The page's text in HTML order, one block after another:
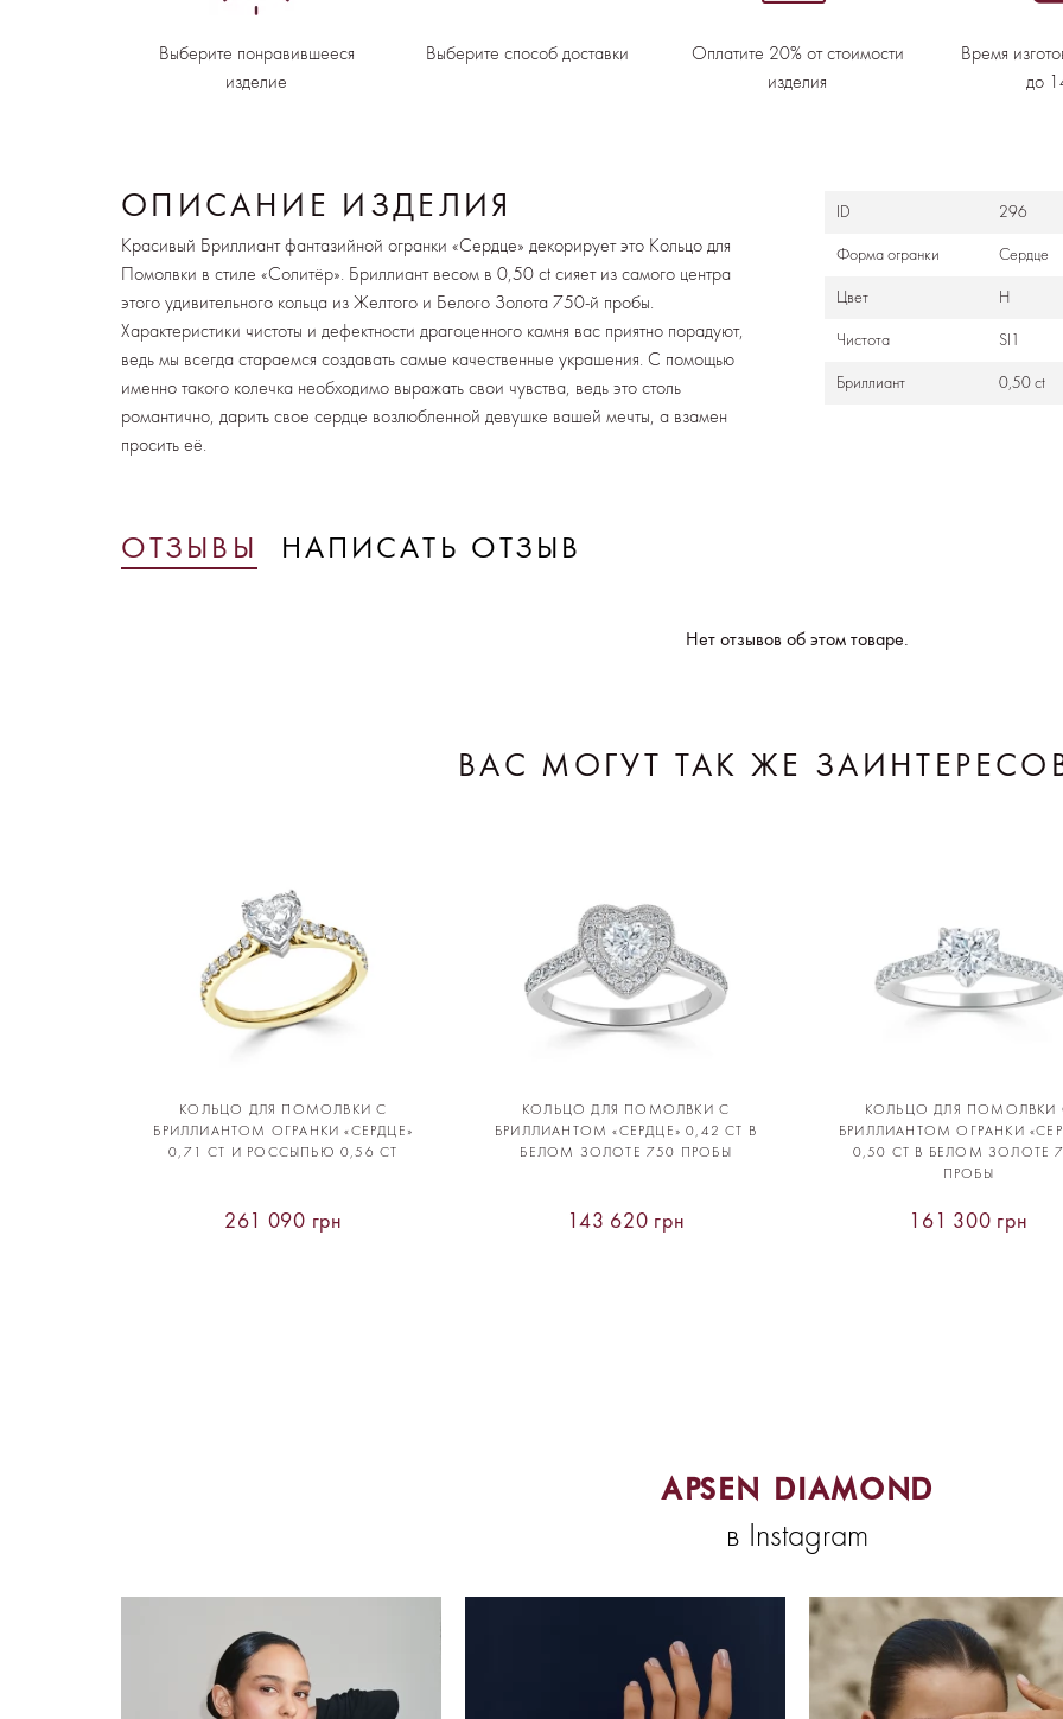
Выберите понравившееся
изделие
Выберите способ доставки
Оплатите 20% от стоимости
изделия
Время
до
ОПИСАНИЕ ИЗДЕЛИЯ
Красивый Бриллиант фантазийной огранки «Сердце» декорирует это Кольцо для
Помолвки в стиле «Солитёр». Бриллиант весом в 0,50 ct сияет из самого центра
этого удивительного кольца из Желтого и Белого Золота 750-й пробы.
Характеристики чистоты и дефектности драгоценного камня вас приятно порадуют,
ведь мы всегда стараемся создавать самые качественные украшения. С помощью
именно такого колечка необходимо выражать свои чувства, ведь это столь
романтично, дарить свое сердце возлюбленной девушке вашей мечты, а взамен
просить её.
ID 296
Формa огранки Сердце
Цвет H
Чистота SI1
Бриллиант 0,50 ct
ОТЗЫВЫ НАПИСАТЬ ОТЗЫВ
Нет отзывов об этом товаре.
ВАС МОГУТ ТАК ЖЕ
КОЛЬЦО ДЛЯ ПОМОЛВКИ С
БРИЛЛИАНТОМ ОГРАНКИ «СЕРДЦЕ»
0,71 CT И РОССЫПЬЮ 0,56 CT
261 090 грн
КОЛЬЦО ДЛЯ ПОМОЛВКИ С
БРИЛЛИАНТОМ «СЕРДЦЕ» 0,42 CT В
БЕЛОМ ЗОЛОТЕ 750 ПРОБЫ
143 620 грн
КОЛЬЦО ДЛЯ ПОМОЛВКИ
БРИЛЛИАНТОМ ОГРАНКИ
0,50 CT В БЕЛОМ ЗОЛОТЕ
ПРОБЫ
161 300 грн
APSEN DIAMOND
в Instagram